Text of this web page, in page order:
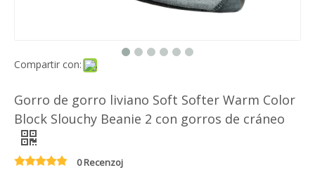
Compartir con:
Gorro de gorro liviano Soft Softer Warm Color
Block Slouchy Beanie 2 con gorros de cráneo
0 Recenzoj